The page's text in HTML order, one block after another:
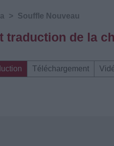
> Souffle Nouveau
traduction de la
Téléchargement